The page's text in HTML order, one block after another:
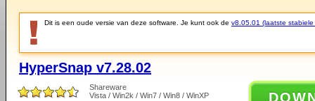
Dit is een oude versie van deze software. Je kunt ook de v8.05.01 (laatste stabiele
HyperSnap v7.28.02
Shareware
Vista / Win2k / Win7 / Win8 / WinXP